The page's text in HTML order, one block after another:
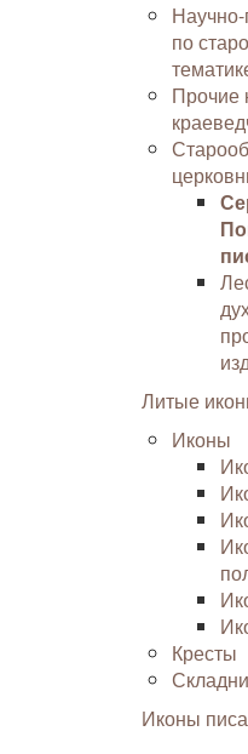
по
Прочие
Литые
Иконы
Кресты
Складни
Иконы